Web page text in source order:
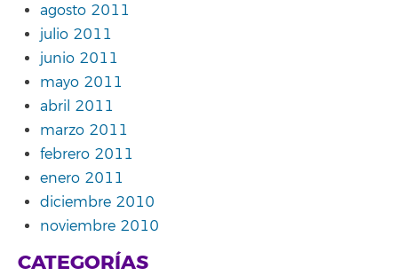
agosto 2011
julio 2011
junio 2011
mayo 2011
abril 2011
marzo 2011
febrero 2011
enero 2011
diciembre 2010
noviembre 2010
CATEGORÍAS